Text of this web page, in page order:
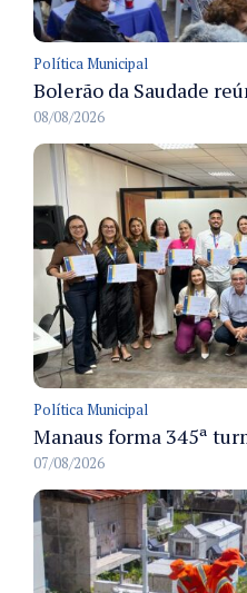
Política Municipal
08/08/2026
Política Municipal
07/08/2026